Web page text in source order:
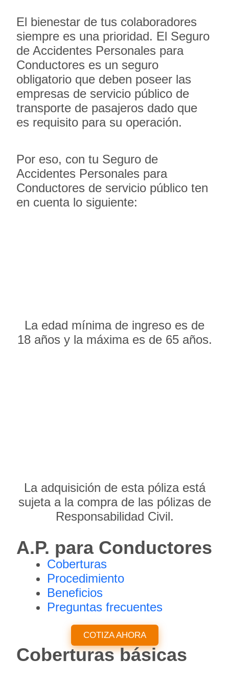
El bienestar de tus colaboradores
siempre es una prioridad. El Seguro
de Accidentes Personales para
Conductores es un seguro
obligatorio que deben poseer las
empresas de servicio público de
transporte de pasajeros dado que
es requisito para su operación.
Por eso, con tu Seguro de
Accidentes Personales para
Conductores de servicio público ten
en cuenta lo siguiente:
La edad mínima de ingreso es de
18 años y la máxima es de 65 años.
La adquisición de esta póliza está
sujeta a la compra de las pólizas de
Responsabilidad Civil.
A.P. para Conductores
Coberturas
Procedimiento
Beneficios
Preguntas frecuentes
COTIZA AHORA
Coberturas básicas